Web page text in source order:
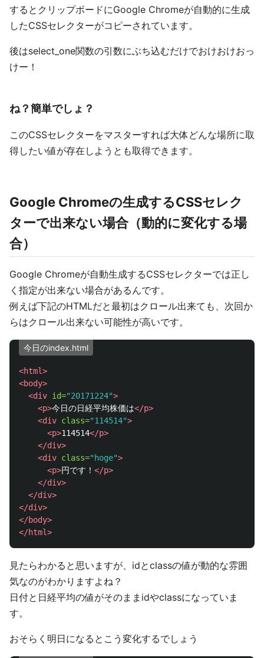
するとクリップボードにGoogle Chromeが自動的に生成
したCSSセレクターがコピーされています。
後はselect_one関数の引数にぶち込むだけでおけおけおっ
けー！
ね？簡単でしょ？
このCSSセレクターをマスターすれば大体どんな場所に取
得したい値が存在しようとも取得できます。
Google Chromeの生成するCSSセレク
ターで出来ない場合（動的に変化する場
合）
Google Chromeが自動生成するCSSセレクターでは正し
く指定が出来ない場合があるんです。
例えば下記のHTMLだと最初はクロール出来ても、次回か
らはクロール出来ない可能性が高いです。
今日のindex.html
<html>
<body>
<div id="20171224">
<p>今日の日経平均株価は</p>
<div class="114514">
<p>114514</p>
</div>
<div class="hoge">
<p>円です！ </p>
</div>
</div>
</div>
</body>
</html>
見たらわかると思いますが、idとclassの値が動的な雰囲
気なのがわかりますよね？
日付と日経平均の値がそのままidやclassになっていま
す。
おそらく明日になるとこう変化するでしょう